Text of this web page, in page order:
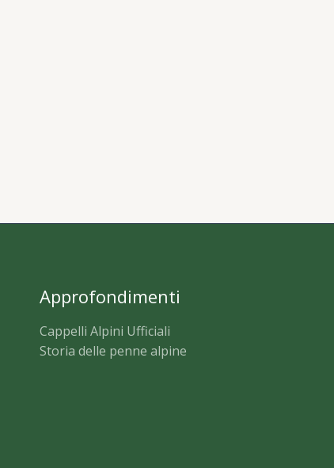
Approfondimenti
Cappelli Alpini Ufficiali
Storia delle penne alpine